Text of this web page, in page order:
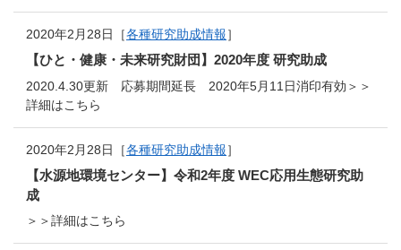
2020年2月28日［各種研究助成情報］
【ひと・健康・未来研究財団】2020年度 研究助成
2020.4.30更新 応募期間延長 2020年5月11日消印有効＞＞
詳細はこちら
2020年2月28日［各種研究助成情報］
【水源地環境センター】令和2年度 WEC応用生態研究助
成
＞＞詳細はこちら